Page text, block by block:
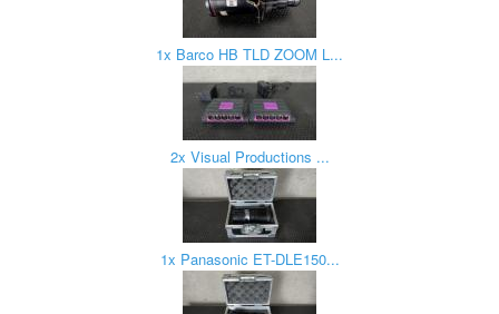
1x Barco HB TLD ZOOM L...
2x Visual Productions ...
1x Panasonic ET-DLE150...